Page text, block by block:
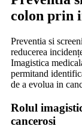
colon prin
Preventia si
reducerea
Imagistica
permitand
de a evolua in
Rolul
cancerosi